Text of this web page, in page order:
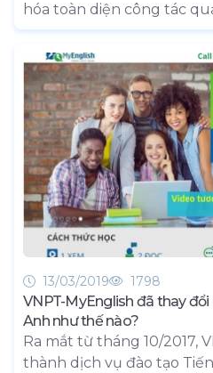
hóa toàn diện công tác
giáo dục, kết nối gia đình,
góp phần nâng cao chất
lượng dạy và học.
13/03/2019 1798
VNPT-MyEnglish đã thay
Anh như thế nào?
Ra mắt từ tháng 10/2017,
thành dịch vụ đào tạo